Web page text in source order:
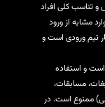
و تناسب کلی افراد
مشابه از ورود
تیم ورودی است و
و استفاده
مسابقات،
ممنوع است. در